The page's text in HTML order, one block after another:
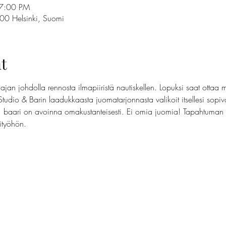
PM
Helsinki, Suomi
johdolla rennosta ilmapiiristä nautiskellen. Lopuksi saat ottaa
& Barin laadukkaasta juomatarjonnasta valikoit itsellesi
baari on avoinna omakustanteisesti. Ei omia juomia!